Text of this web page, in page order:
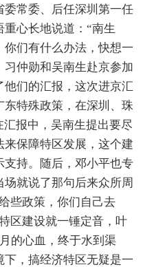
常委、后任深圳第一任
心长地说道： “南生
们有什么办法，快想一
习仲勋和吴南生赴京参加
们的汇报，这次进京汇
特殊政策，在深圳、珠
报中，吴南生提出要尽
保障特区发展，这个建
持。随后，邓小平也专
就说了那句后来众所周
些政策，你们自己去
区建设就一锤定音，叶
的心血，终于水到渠
，搞经济特区无疑是一